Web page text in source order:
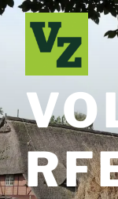
Zum
Inhalt
springen